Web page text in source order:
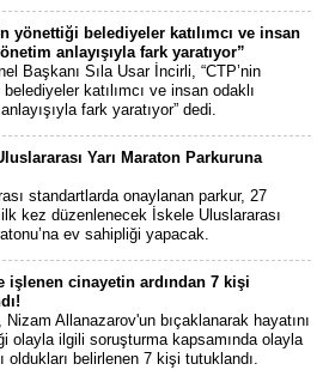
yönettiği belediyeler katılımcı ve insan
anlayışıyla fark yaratıyor”
Başkanı Sıla Usar İncirli, “CTP’nin
katılımcı ve insan odaklı
fark yaratıyor” dedi.
Yarı Maraton Parkuruna
standartlarda onaylanan parkur, 27
ilk kez düzenlenecek İskele Uluslararası
ev sahipliği yapacak.
işlenen cinayetin ardından 7 kişi
Nizam Allanazarov'un bıçaklanarak hayatını
olayla ilgili soruşturma kapsamında olayla
oldukları belirlenen 7 kişi tutuklandı.